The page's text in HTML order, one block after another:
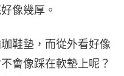
像幾厚。
鞋墊，而從外看好像
會像踩在軟墊上呢？